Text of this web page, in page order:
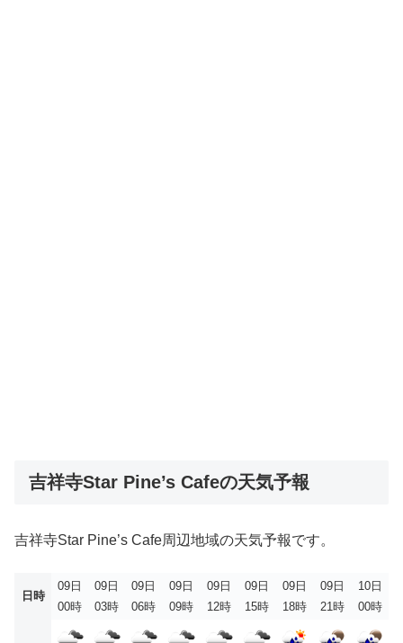
吉祥寺Star Pine’s Cafeの天気予報
吉祥寺Star Pine’s Cafe周辺地域の天気予報です。
日時
09日
00時
09日
03時
09日
06時
09日
09時
09日
12時
09日
15時
09日
18時
09日
21時
10日
00時